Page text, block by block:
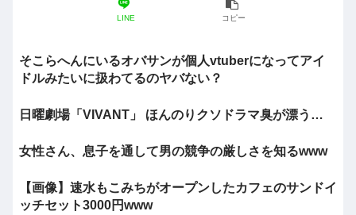
LINE コピー
そこらへんにいるオバサンが個人vtuberになってアイ
ドルみたいに扱わてるのヤバない？
日曜劇場「VIVANT」 ほんのりクソドラマ臭が漂う…
女性さん、息子を通して男の競争の厳しさを知るwww
【画像】速水もこみちがオープンしたカフェのサンドイ
ッチセット3000円www